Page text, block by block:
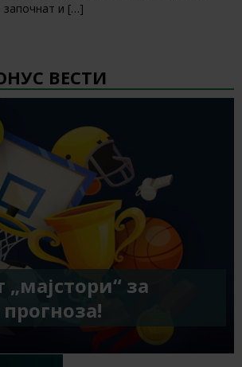
започнат и […]
ВЕСТИ
„мајстори“ за